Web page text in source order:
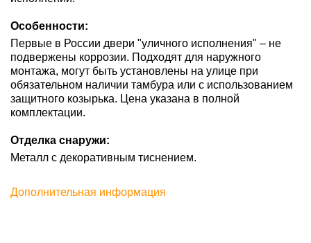
Особенности:
Первые в России двери "уличного исполнения" – не
подвержены коррозии. Подходят для наружного
монтажа, могут быть установлены на улице при
обязательном наличии тамбура или с использованием
защитного козырька. Цена указана в полной
комплектации.
Отделка снаружи:
Металл с декоративным тиснением.
Дополнительная информация